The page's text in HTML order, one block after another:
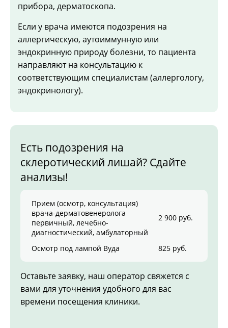
прибора, дерматоскопа.
Если у врача имеются подозрения на
аллергическую, аутоиммунную или
эндокринную природу болезни, то пациента
направляют на консультацию к
соответствующим специалистам (аллергологу,
эндокринологу).
Есть подозрения на
склеротический лишай? Сдайте
анализы!
Прием (осмотр, консультация)
врача-дерматовенеролога
первичный, лечебно-
диагностический, амбулаторный
2 900 руб.
Осмотр под лампой Вуда 825 руб.
Оставьте заявку, наш оператор свяжется с
вами для уточнения удобного для вас
времени посещения клиники.